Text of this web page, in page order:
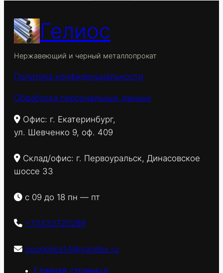
Гелиос
Нержавеющий и черный металлопрокат
Политика конфиденциальности
Обработка персональных данных
Офис: г. Екатеринбург,
ул. Шевченко 9, оф. 409
Склад/офис: г. Первоуральск, Динасовское
шоссе 33
с 09 до 18 пн — пт
+73432720289
ooogelios14@yandex.ru
Главная страница